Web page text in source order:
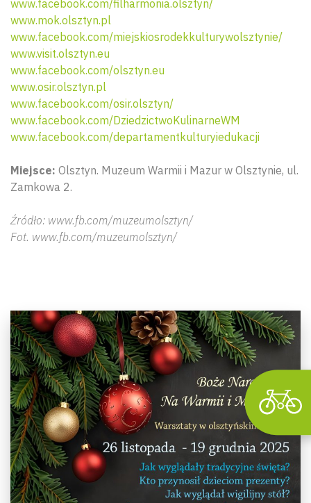
www.facebook.com/filharmonia.olsztyn/
www.mok.olsztyn.pl
www.facebook.com/miejskiosrodekkulturywolsztynie/
www.visit.olsztyn.eu
www.facebook.com/olsztyn.eu
www.osir.olsztyn.pl
www.facebook.com/osir.olsztyn/
www.facebook.com/DziedzictwoKulinarneWM
www.facebook.com/departamentkulturyiedukacji
Miejsce: Olsztyn. Muzeum Warmii i Mazur w Olsztynie, ul.
Zamkowa 2.
Źródło: www.fb.com/muzeumolsztyn/
Fot. www.fb.com/muzeumolsztyn/